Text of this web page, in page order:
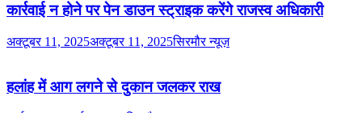
कार्रवाई न होने पर पेन डाउन स्ट्राइक करेंगे राजस्व अधिकारी
अक्टूबर 11, 2025अक्टूबर 11, 2025सिरमौर न्यूज़
हलांह में आग लगने से दुकान जलकर राख